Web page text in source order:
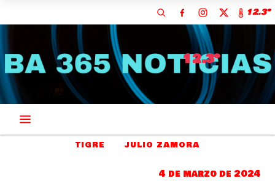
12.3º
12.3º
TIGRE JULIO ZAMORA
4 de marzo de 2024